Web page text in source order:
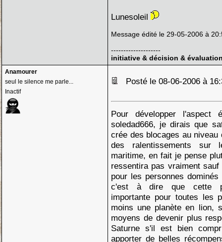
Lunesoleil
Message édité le 29-05-2006 à
--------------------
initiative & décision &
Anamourer
seul le silence me parle...
Inactif
Posté le 08-06-2006 à
Pour développer l'aspect
soledad666, je dirais que
crée des blocages au
des ralentissements sur
maritime, en fait je pense
ressentira pas vraiment
pour les personnes
c'est à dire que cette
importante pour toutes les
moins une planète en lion,
moyens de devenir plus
Saturne s'il est bien
apporter de belles